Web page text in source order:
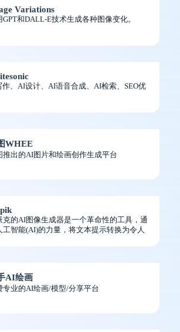
Variations
GPT和DALL-E技术生成各种图像变化。
作、AI设计、AI语音合成、AI检索、SEO优
WHEE
推出的AI图片和绘画创作生成平台
克的AI图像生成器是一个革命性的工具，通
工智能(AI)的力量，将文本提示转换为令人
AI绘画
专业的AI绘画/模型/分享平台